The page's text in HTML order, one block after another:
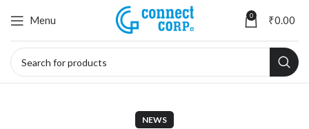
Menu 0 ₹0.00
NEWS